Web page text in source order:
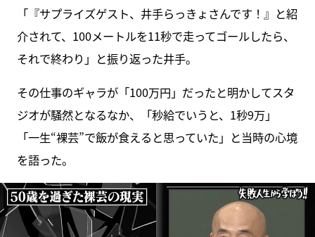
「『サプライズゲスト、井手らっきょさんです！』と紹
介されて、100メートルを11秒で走ってゴールしたら、
それで終わり」と振り返った井手。
その仕事のギャラが「100万円」だったと明かしてスタ
ジオが騒然となるなか、「秒給でいうと、1秒9万」
「一生“裸芸”で飯が食えると思っていた」と当時の心境
を語った。